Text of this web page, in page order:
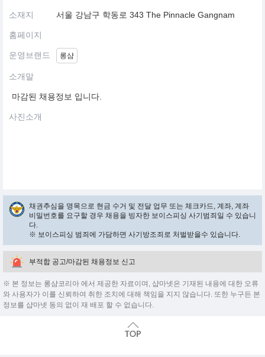
소재지 서울 강남구 학동로 343 The Pinnacle Gangnam
홈페이지
운영브랜드 롱샴
소개말
마감된 채용정보 입니다.
사진소개
채권추심을 명목으로 현금 수거 및 전달 업무 또는 체크카드, 계좌, 계좌
비밀번호를 요구할 경우 채용을 빙자한 보이스피싱 사기범죄일 수 있습니
다.
※ 보이스피싱 범죄에 가담하면 사기방조죄로 처벌받을수 있습니다.
부적합 공고/마감된 채용정보 신고
※ 본 정보는 롱샴코리아 에서 제공한 자료이며, 샵마넷은 기재된 내용에 대한 오류
와 사용자가 이를 신뢰하여 취한 조치에 대해 책임을 지지 않습니다. 또한 누구든 본
정보를 샵마넷 동의 없이 재 배포 할 수 없습니다.